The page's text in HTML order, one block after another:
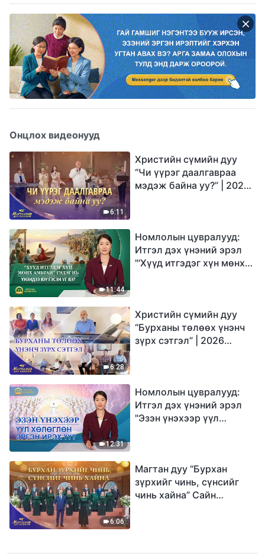
Онцлох видеонууд
6:11
Христийн сүмийн дуу
“Чи үүрэг даалгавраа
мэдэж байна уу?” | 2026
11:44
Номлолын цувралууд:
Итгэл дэх үнэний эрэл
"‘Хүүд итгэдэг хүн мөнх
6:28
Христийн сүмийн дуу
“Бурханы төлөөх үнэнч
зүрх сэтгэл” | 2026
12:31
Номлолын цувралууд:
Итгэл дэх үнэний эрэл
"Эзэн үнэхээр үүл
6:06
Магтан дуу “Бурхан
зүрхийг чинь, сүнсийг
чинь хайна” Сайн